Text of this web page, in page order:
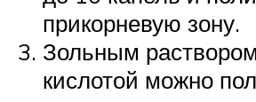
прикорневую зону.
Зольным
кислотой можно